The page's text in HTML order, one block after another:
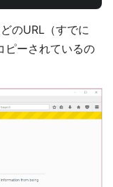
のURL（すでに
ーされているの